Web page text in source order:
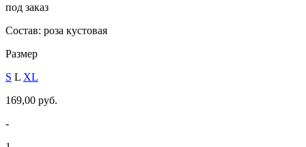
под заказ
Состав: роза кустовая
Размер
S L XL
169,00 руб.
-